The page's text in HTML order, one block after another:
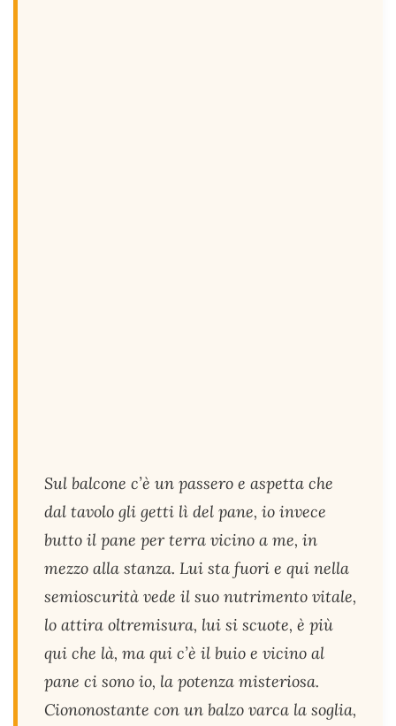
Sul balcone c’è un passero e aspetta che
dal tavolo gli getti lì del pane, io invece
butto il pane per terra vicino a me, in
mezzo alla stanza. Lui sta fuori e qui nella
semioscurità vede il suo nutrimento vitale,
lo attira oltremisura, lui si scuote, è più
qui che là, ma qui c’è il buio e vicino al
pane ci sono io, la potenza misteriosa.
Ciononostante con un balzo varca la soglia,